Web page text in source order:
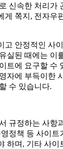
신속한 처리가
게 쪽지, 전자우
안정적인 사
실된 때에는 이
트에 요구할 수
자에 부득이한
수 있습니다.
규정하는 사항
정책 등 사이트
하며, 기타 사이